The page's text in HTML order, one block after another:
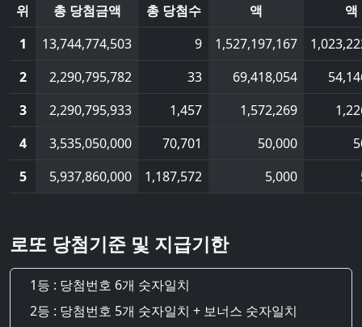
위
총 당첨금액 총 당첨수
액
액
1
13,744,774,503 9 1,527,197,167
2
2,290,795,782 33 69,418,054
3
2,290,795,933 1,457 1,572,269
4
3,535,050,000 70,701 50,000
5
5,937,860,000 1,187,572 5,000
로또 당첨기준 및 지급기한
1등 : 당첨번호 6개 숫자일치
2등 : 당첨번호 5개 숫자일치 + 보너스 숫자일치